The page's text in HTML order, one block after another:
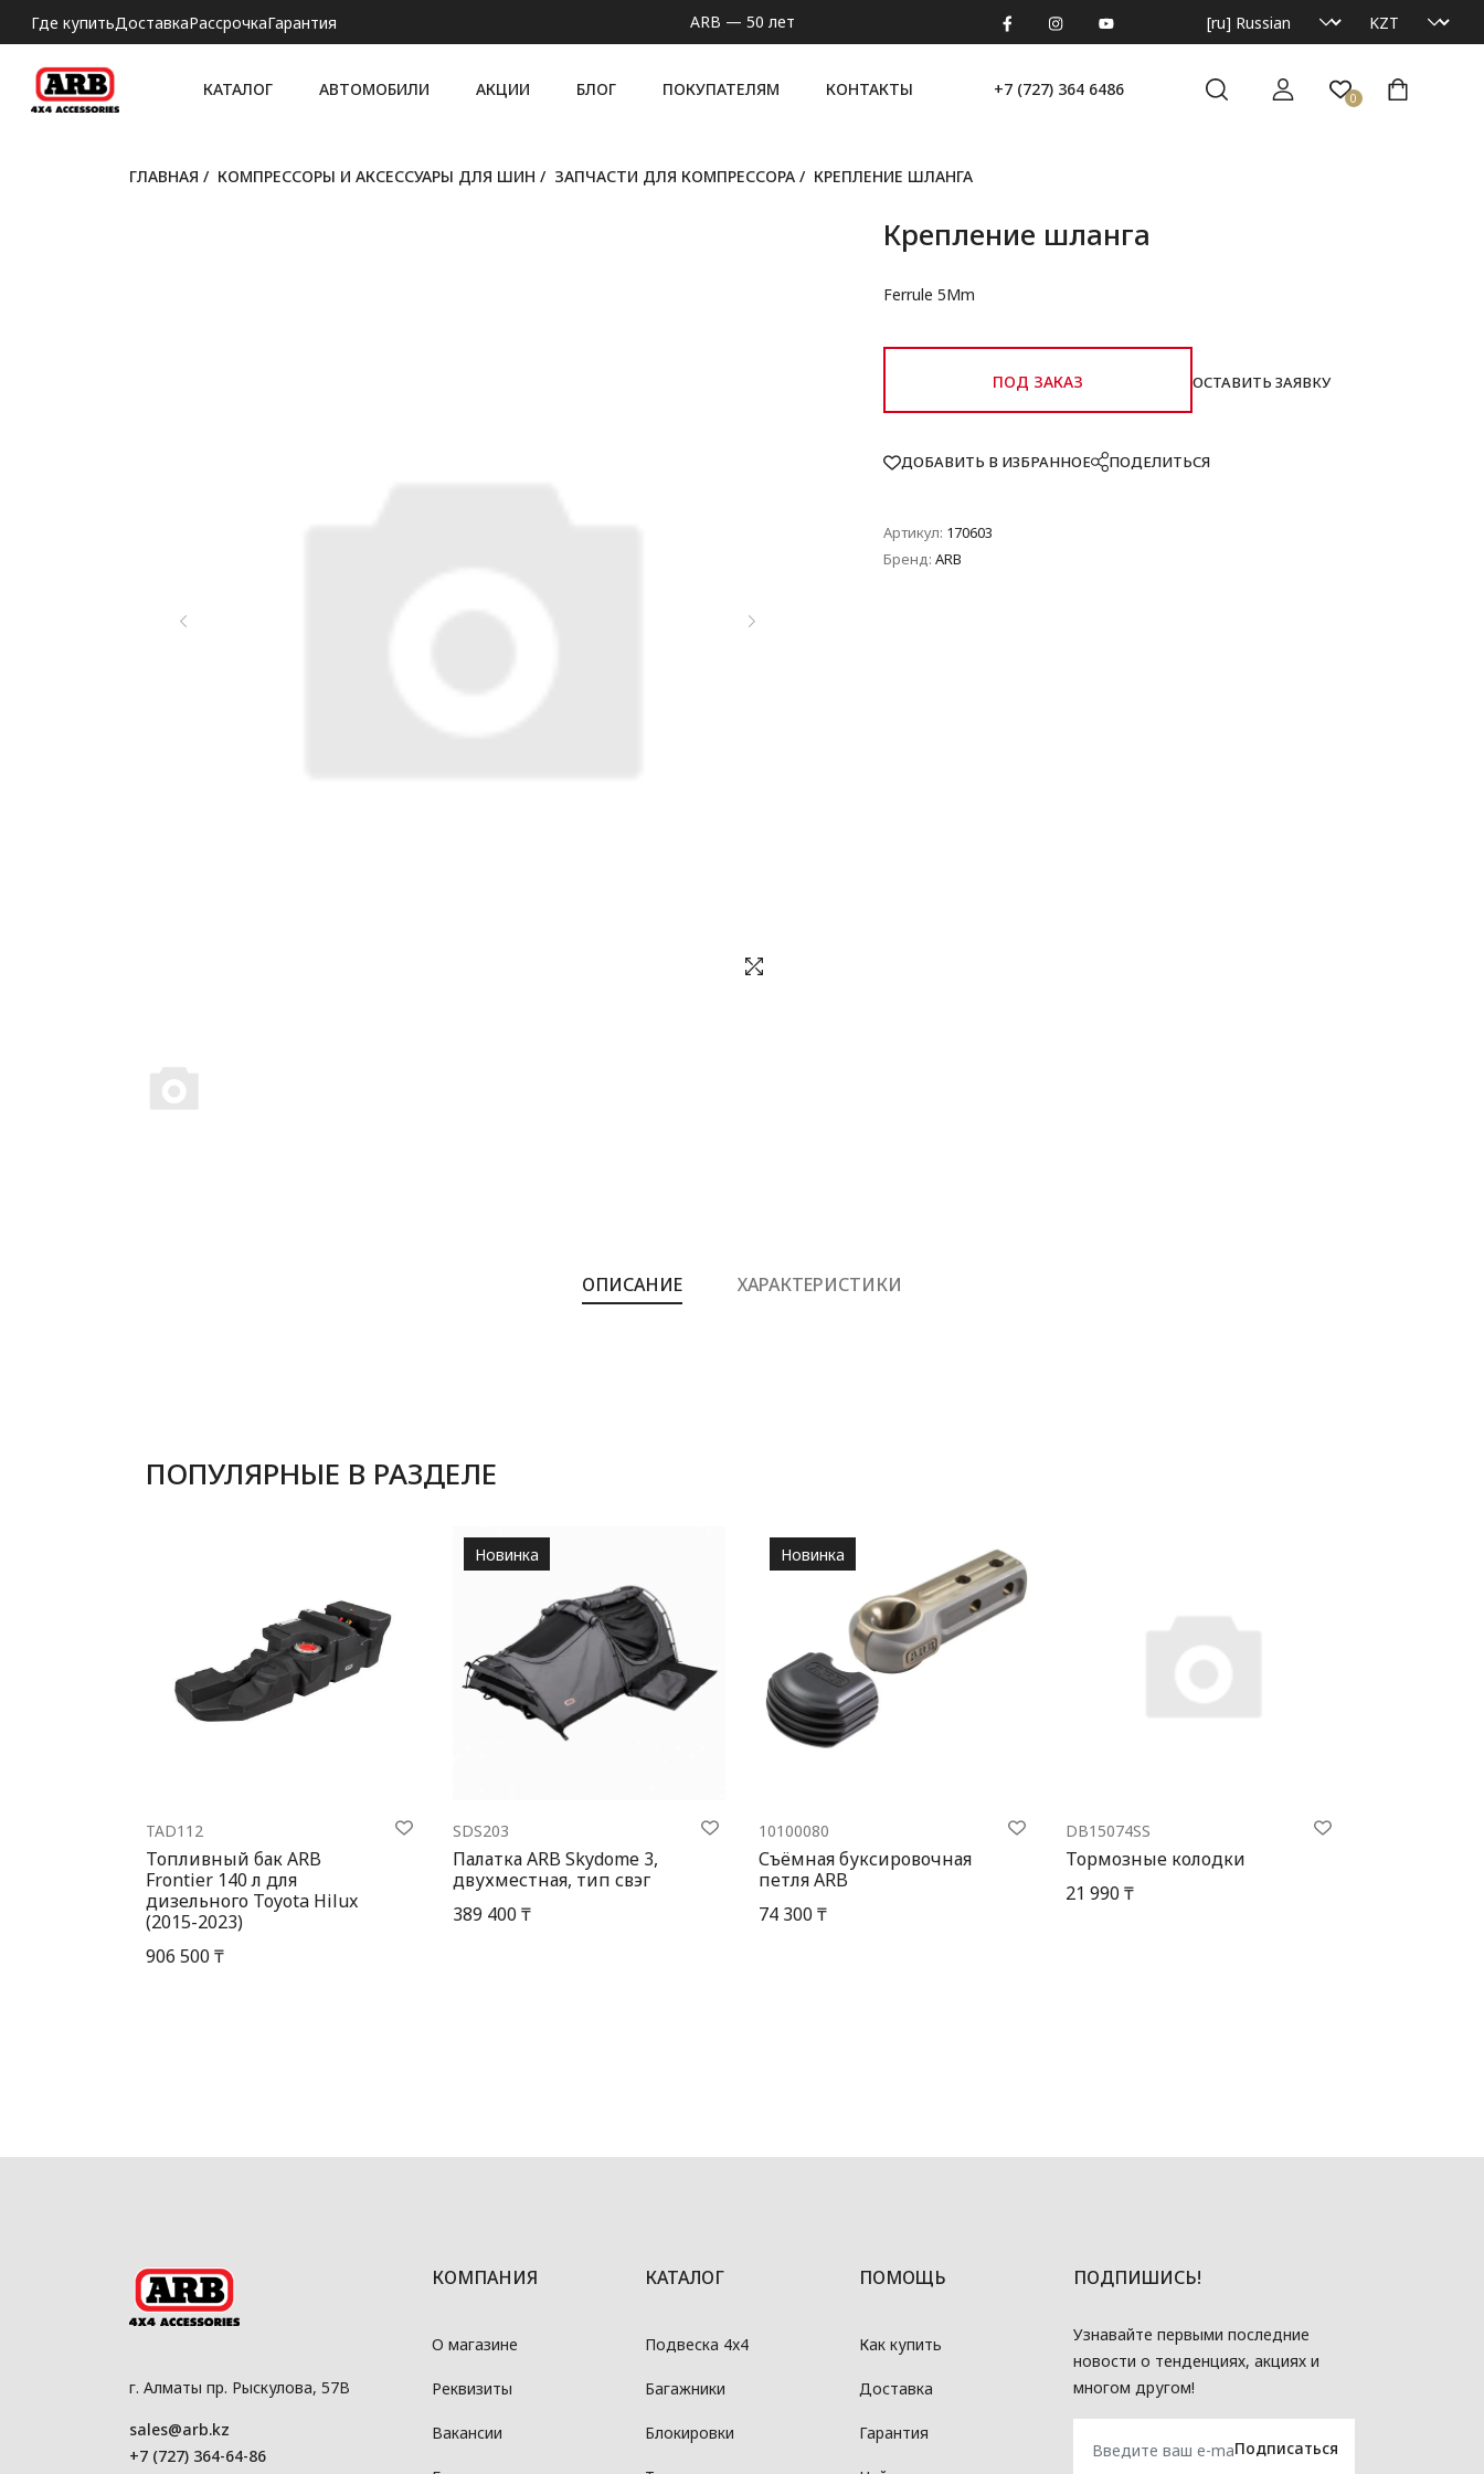
Где купитьДоставкаРассрочкаГарантия ARB — 50 лет
КАТАЛОГ АВТОМОБИЛИ АКЦИИ БЛОГ ПОКУПАТЕЛЯМ КОНТАКТЫ +7 (727) 364 6486 0
ГЛАВНАЯ / КОМПРЕССОРЫ И АКСЕССУАРЫ ДЛЯ ШИН / ЗАПЧАСТИ ДЛЯ КОМПРЕССОРА / КРЕПЛЕНИЕ ШЛАНГА
Крепление шланга
Ferrule 5Mm
ПОД ЗАКАЗ ОСТАВИТЬ ЗАЯВКУ
ДОБАВИТЬ В ИЗБРАННОЕ ПОДЕЛИТЬСЯ
Артикул: 170603
Бренд: ARB
ОПИСАНИЕ ХАРАКТЕРИСТИКИ
ПОПУЛЯРНЫЕ В РАЗДЕЛЕ
TAD112
Топливный бак ARB
Frontier 140 л для
дизельного Toyota Hilux
(2015-2023)
906 500 ₸
SDS203
Палатка ARB Skydome 3,
двухместная, тип свэг
389 400 ₸
Новинка
10100080
Съёмная буксировочная
петля ARB
74 300 ₸
Новинка
DB15074SS
Тормозные колодки
21 990 ₸
г. Алматы пр. Рыскулова, 57В
sales@arb.kz
+7 (727) 364-64-86
КОМПАНИЯ
О магазине
Реквизиты
Вакансии
КАТАЛОГ
Подвеска 4x4
Багажники
Блокировки
ПОМОЩЬ
Как купить
Доставка
Гарантия
ПОДПИШИСЬ!
Узнавайте первыми последние
новости о тенденциях, акциях и
многом другом!